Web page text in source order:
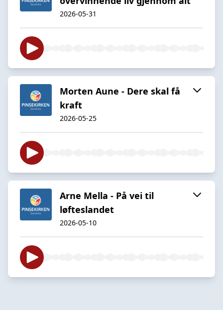
2026-05-31
Morten Aune - Dere skal få
kraft
2026-05-25
Arne Mella - På vei til
løfteslandet
2026-05-10